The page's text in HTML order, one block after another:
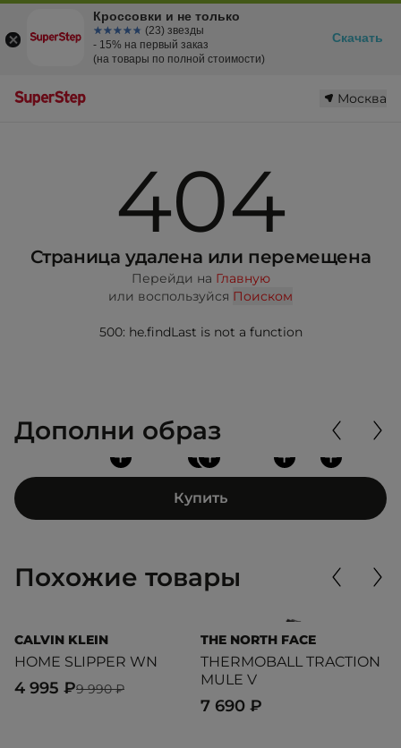
Москва
404
Страница удалена или перемещена
Перейди на Главную
или воспользуйся Поиском
500: he.findLast is not a function
Дополни образ
+
+
+ + +
Купить
Похожие товары
CALVIN KLEIN
HOME SLIPPER WN
9 990 ₽
4 995 ₽
THE NORTH FACE
THERMOBALL TRACTION
MULE V
7 690 ₽
Кроссовки и не только
☆☆☆☆☆
★★★★★ (23) звезды
- 15% на первый заказ
(на товары по полной стоимости)
Скачать